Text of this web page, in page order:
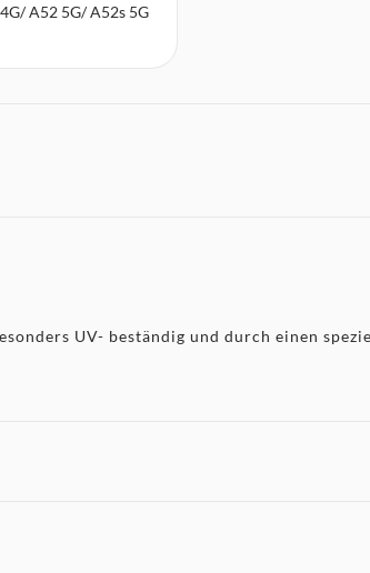
A52 5G/ A52s 5G
UV- beständig und durch einen